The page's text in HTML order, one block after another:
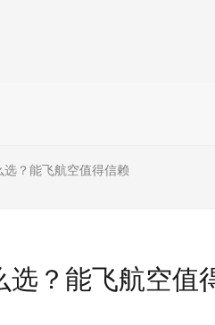
？能飞航空值得信赖
？能飞航空值